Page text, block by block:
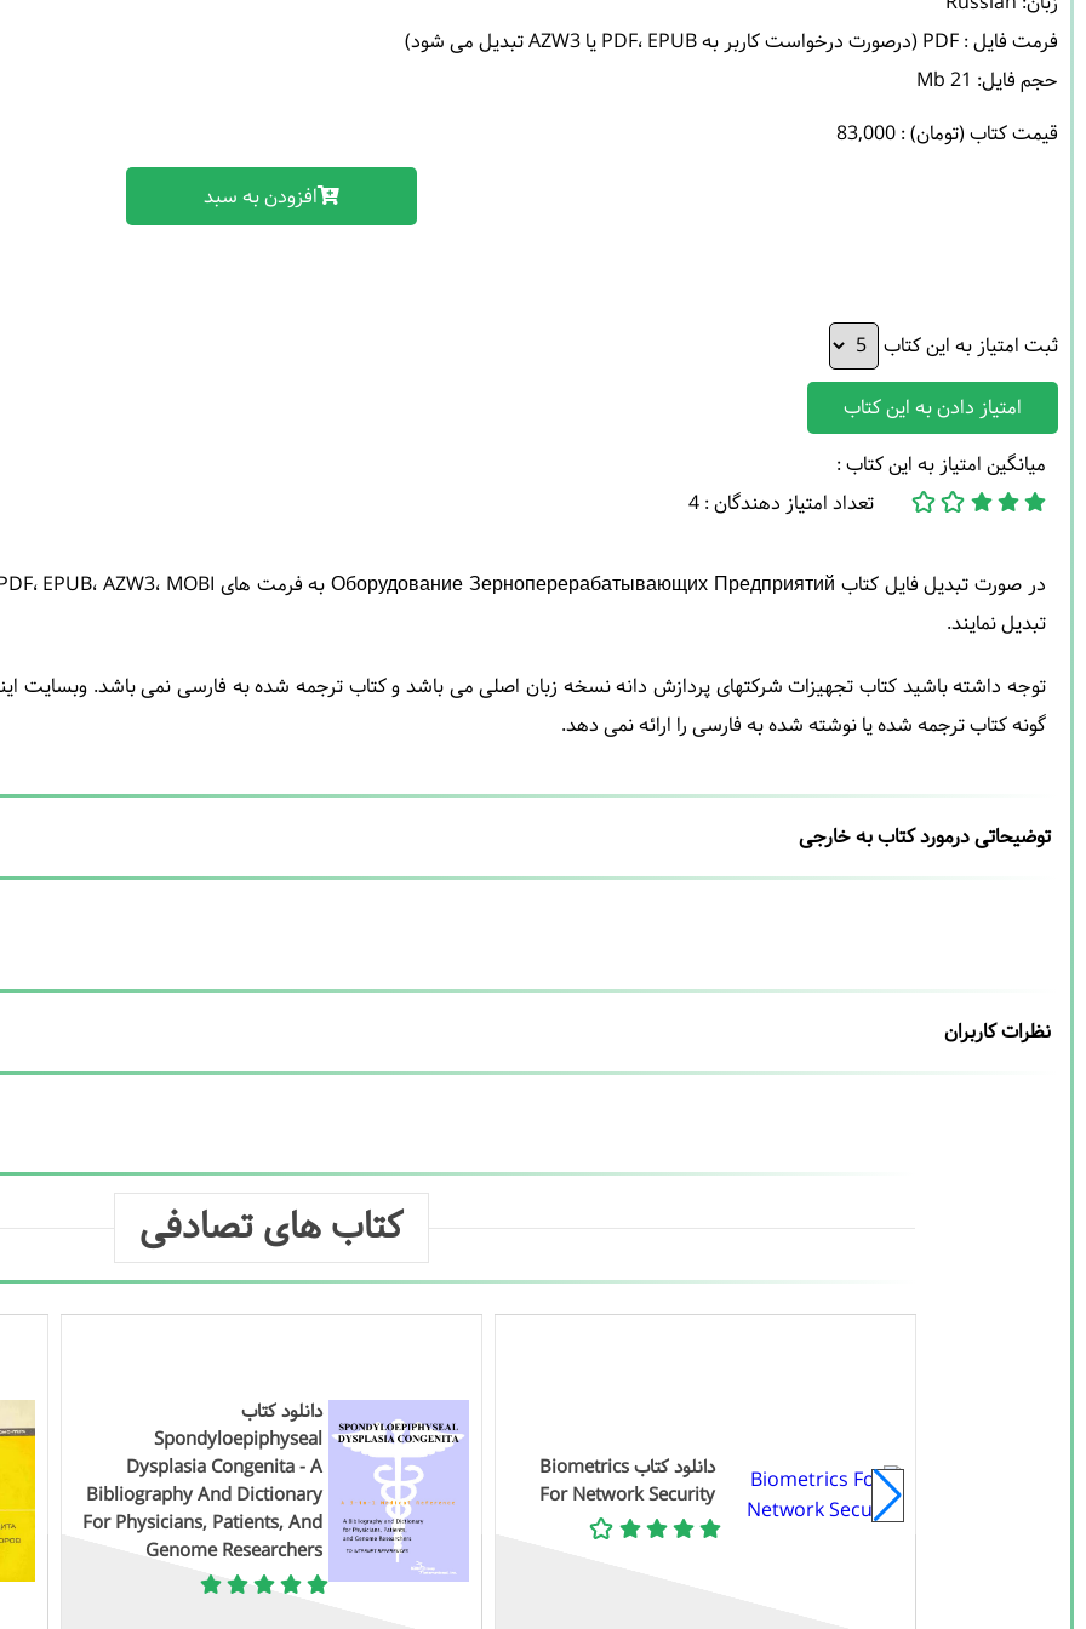
حجم فایل: 21 Mb
قیمت کتاب (تومان) : 83,000
افزودن به سبد
ثبت امتیاز به این کتاب
امتیاز دادن به این کتاب
میانگین امتیاز به این کتاب :
تعداد امتیاز دهندگان : 4
تبدیل نمایند.
توجه داشته باشید کتاب تجهیزات شرکتهای پردازش دانه نسخه زبان اصلی می باشد و کتاب ترجمه شده به فارسی نمی باشد. وبسایت
گونه کتاب ترجمه شده یا نوشته شده به فارسی را ارائه نمی دهد.
توضیحاتی درمورد کتاب به خارجی
نظرات کاربران
کتاب های تصادفی
دانلود کتاب Biometrics
For Network Security
دانلود کتاب
Spondyloepiphyseal
Dysplasia Congenita - A
Bibliography And Dictionary
For Physicians, Patients, And
Genome Researchers